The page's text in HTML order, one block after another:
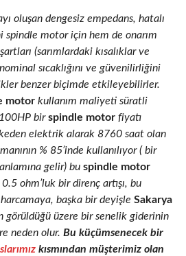
oluşan dengesiz empedans, hatalı
spindle motor için hem de onarım
(sarımlardaki kısalıklar ve
sıcaklığını ve güvenilirliğini
benzer biçimde etkileyebilirler.
motor kullanım maliyeti süratli
birspindle motor fiyatı
elektrik alarak 8760 saat olan
% 85’inde kullanılıyor ( bir
gelir) bu spindle motor
ohm’luk bir direnç artışı, bu
başka bir deyişle Sakarya
görüldüğü üzere bir senelik giderinin
neden olur. Bu küçümsenecek bir
kısmından müşterimiz olan